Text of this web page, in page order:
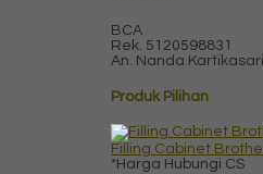
BCA
Rek. 5120598831
An. Nanda Kartikasari
Produk Pilihan
Filling Cabinet
*Harga Hubungi CS